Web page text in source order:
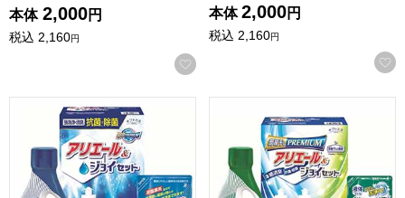
本体 2,000円
税込 2,160円
お気に入りに登録する
本体 2,000円
税込 2,160円
ギフト工房 抗菌除菌・アリエール＆ジョイセット[SAJ-20X]